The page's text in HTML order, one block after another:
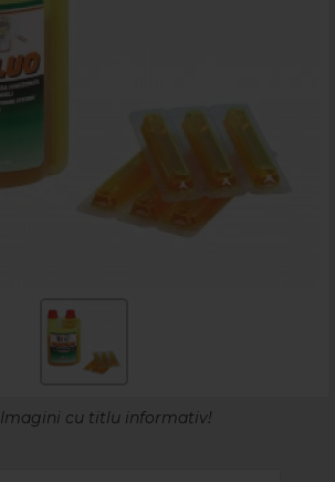
Imagini cu titlu informativ!